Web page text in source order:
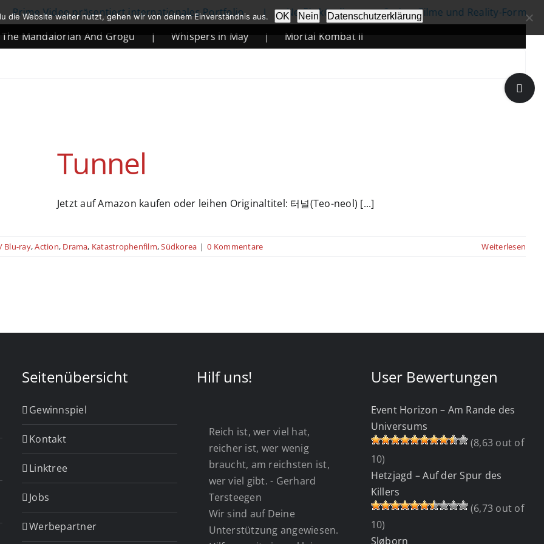
Prime Video präsentiert internationales Portfolio |
Netflix kündigt neue Serien, Filme und Reality-Formate
Mandalorian And Grogu Whispers in May
Mortal Kombat II
Tunnel
Jetzt auf Amazon kaufen oder leihen Originaltitel: 터널(Teo-neol) [...]
Blu-ray,Action, Drama, Katastrophenfilm,Südkorea | 0 Kommentare Weiterlesen
Seitenübersicht
Gewinnspiel
Kontakt
Linktree
Jobs
Werbepartner
Hilf uns!
Reich ist, wer viel hat,
reicher ist, wer wenig
braucht, am reichsten ist,
wer viel gibt. - Gerhard
Tersteegen
Wir sind auf Deine
Unterstützung angewiesen.
User Bewertungen
Event Horizon – Am Rande des
Universums
(8,63 out of
10)
Hetzjagd – Auf der Spur des
Killers
(6,73 out of
10)
Sløborn
Toggle
Sliding
die Website weiter nutzt, gehen wir von deinem Einverständnis aus. OK Nein Datenschutzerklärung